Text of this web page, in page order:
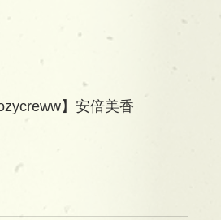
】安倍美香